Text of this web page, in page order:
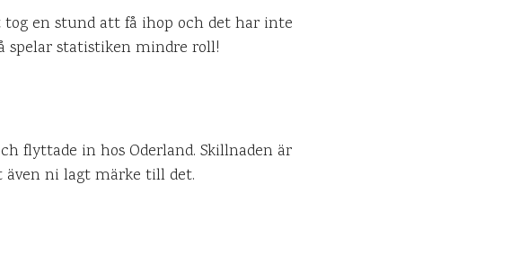
en stund att få ihop och det har inte
spelar statistiken mindre roll!
flyttade in hos Oderland. Skillnaden är
även ni lagt märke till det.